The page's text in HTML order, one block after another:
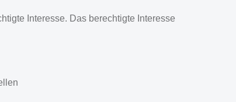
Interesse. Das berechtigte Interesse